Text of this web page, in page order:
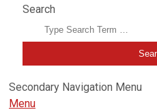
Search
Secondary Navigation Menu
Menu